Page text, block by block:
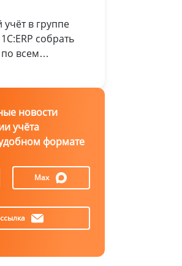
в группе
собрать
всем
новости
учёта
формате
Max